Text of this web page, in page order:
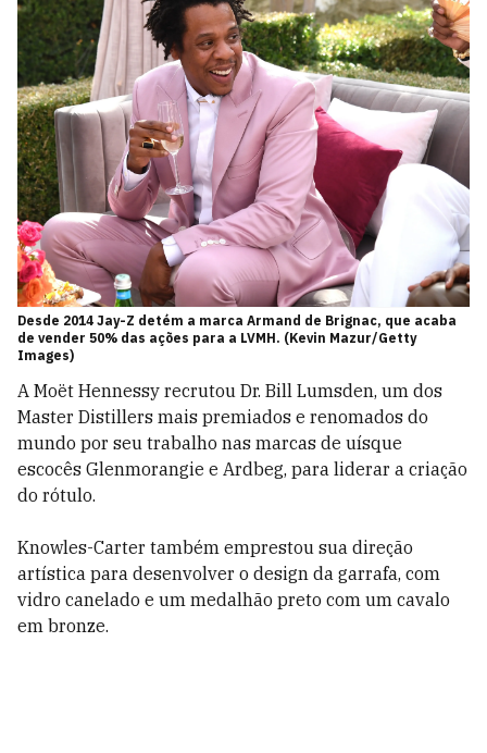
Desde 2014 Jay-Z detém a marca Armand de Brignac, que acaba
de vender 50% das ações para a LVMH. (Kevin Mazur/Getty
Images)
A Moët Hennessy recrutou Dr. Bill Lumsden, um dos
Master Distillers mais premiados e renomados do
mundo por seu trabalho nas marcas de uísque
escocês Glenmorangie e Ardbeg, para liderar a criação
do rótulo.
Knowles-Carter também emprestou sua direção
artística para desenvolver o design da garrafa, com
vidro canelado e um medalhão preto com um cavalo
em bronze.